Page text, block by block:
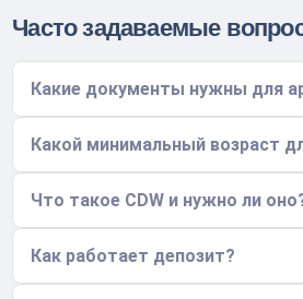
Часто задаваемые
Какие документы нужны для
Какой минимальный возраст
Что такое CDW и нужно ли
Как работает депозит?